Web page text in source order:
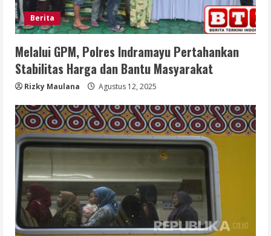
Berita
Melalui GPM, Polres Indramayu Pertahankan
Stabilitas Harga dan Bantu Masyarakat
Rizky Maulana Agustus 12, 2025